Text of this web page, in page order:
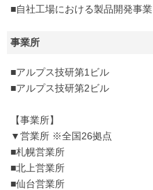
■自社工場における製品開発事業
事業所
■アルプス技研第1ビル
■アルプス技研第2ビル
【事業所】
▼営業所 ※全国26拠点
■札幌営業所
■北上営業所
■仙台営業所